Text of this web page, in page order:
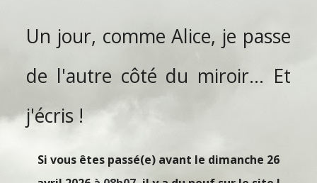
Un jour, comme Alice, je passe
de l'autre côté du miroir... Et
j'écris !
Si vous êtes passé(e) avant le dimanche 26